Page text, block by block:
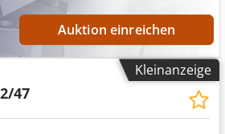
machbar. Gerne kaufen wir
uns erwerben. Unser Inhaber Herr
P.S.: Unsere Stapler-
Sonderbau für Gabelstapler ab 8 to.
aus. Dwsdpfewd U A
hohe: 850 mm
Auktion einreichen
Kleinanzeige
47